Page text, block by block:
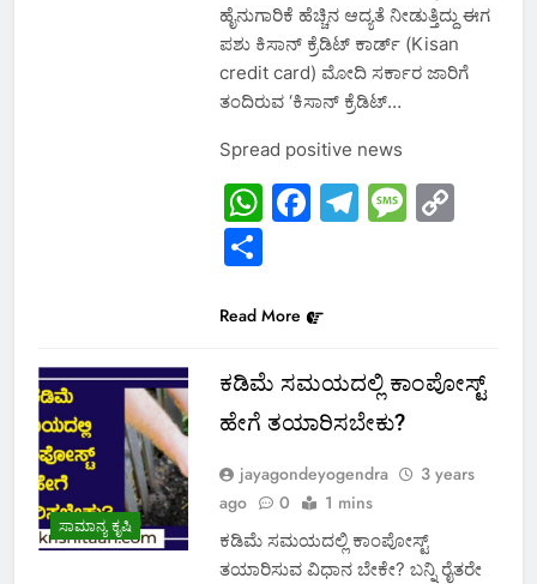
ಹೈನುಗಾರಿಕೆ ಹೆಚ್ಚಿನ ಆದ್ಯತೆ ನೀಡುತ್ತಿದ್ದು ಈಗ
ಪಶು ಕಿಸಾನ್ ಕ್ರೆಡಿಟ್ ಕಾರ್ಡ್ (Kisan
credit card) ಮೋದಿ ಸರ್ಕಾರ ಜಾರಿಗೆ
ತಂದಿರುವ ‘ಕಿಸಾನ್ ಕ್ರೆಡಿಟ್…
Spread positive news
WhatsApp
Facebook
Telegram
Share
Read More
ಸಾಮಾನ್ಯ ಕೃಷಿ
ಕಡಿಮೆ ಸಮಯದಲ್ಲಿ ಕಾಂಪೋಸ್ಟ್
ಹೇಗೆ ತಯಾರಿಸಬೇಕು?
jayagondeyogendra
3 years
ago
0 1 mins
ಕಡಿಮೆ ಸಮಯದಲ್ಲಿ ಕಾಂಪೋಸ್ಟ್
ತಯಾರಿಸುವ ವಿಧಾನ ಬೇಕೇ? ಬನ್ನಿ ರೈತರೇ